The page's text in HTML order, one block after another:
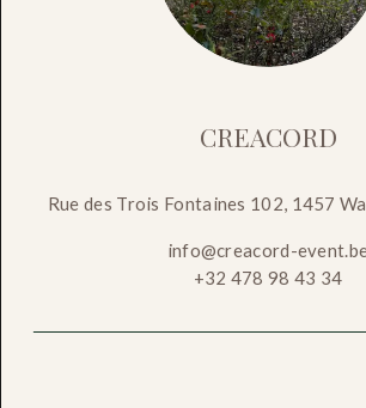
CREACORD
Rue des Trois Fontaines 102, 1457
info@creacord-
+32 478 98 43 34​